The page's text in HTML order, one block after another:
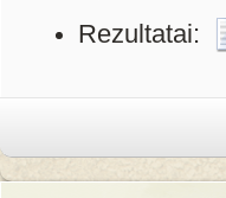
Rezultatai: